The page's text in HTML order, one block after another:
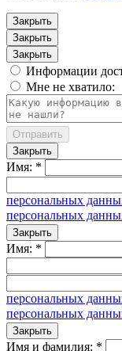
Закрыть
Закрыть
Закрыть
Информации
Мне не хватило:
Отправить
Закрыть
Имя: *
персональных
персональных
Закрыть
Имя: *
персональных
персональных
Закрыть
Имя и фамилия: *